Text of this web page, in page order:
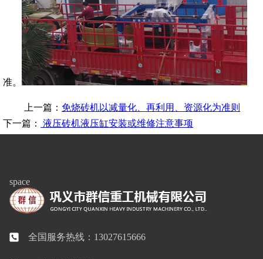
准。
上一篇： 免烧砖机以减量化、再利用、资源化为准则
下一篇：
液压砖机液压缸安装或维修注意事项
space
全国服务热线：13027615666